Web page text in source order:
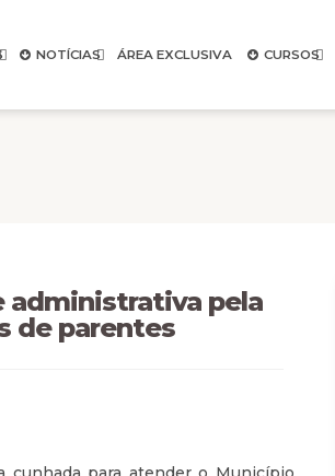
NOTÍCIAS ÁREA EXCLUSIVA CURSOS
administrativa pela
de parentes